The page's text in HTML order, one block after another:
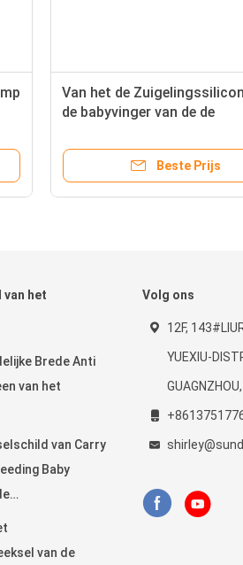
Van het de
de babyvinger van de de
Teether
Beste Prijs
van het
Brede Anti
van het
van Carry
Baby
van de
Volg ons
12F,
YUEXIU-
GUAGNZHOU,